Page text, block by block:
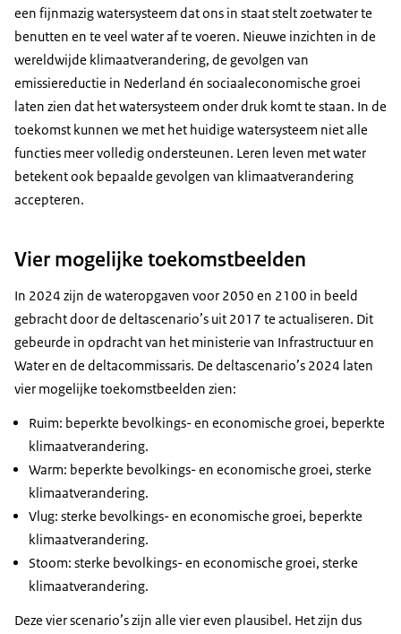
een fijnmazig watersysteem dat ons in staat stelt zoetwater te
benutten en te veel water af te voeren. Nieuwe inzichten in de
wereldwijde klimaatverandering, de gevolgen van
emissiereductie in Nederland én sociaaleconomische groei
laten zien dat het watersysteem onder druk komt te staan. In de
toekomst kunnen we met het huidige watersysteem niet alle
functies meer volledig ondersteunen. Leren leven met water
betekent ook bepaalde gevolgen van klimaatverandering
accepteren.
Vier mogelijke toekomstbeelden
In 2024 zijn de wateropgaven voor 2050 en 2100 in beeld
gebracht door de deltascenario’s uit 2017 te actualiseren. Dit
gebeurde in opdracht van het ministerie van Infrastructuur en
Water en de deltacommissaris. De deltascenario’s 2024 laten
vier mogelijke toekomstbeelden zien:
Ruim: beperkte bevolkings- en economische groei, beperkte
klimaatverandering.
Warm: beperkte bevolkings- en economische groei, sterke
klimaatverandering.
Vlug: sterke bevolkings- en economische groei, beperkte
klimaatverandering.
Stoom: sterke bevolkings- en economische groei, sterke
klimaatverandering.
Deze vier scenario’s zijn alle vier even plausibel. Het zijn dus